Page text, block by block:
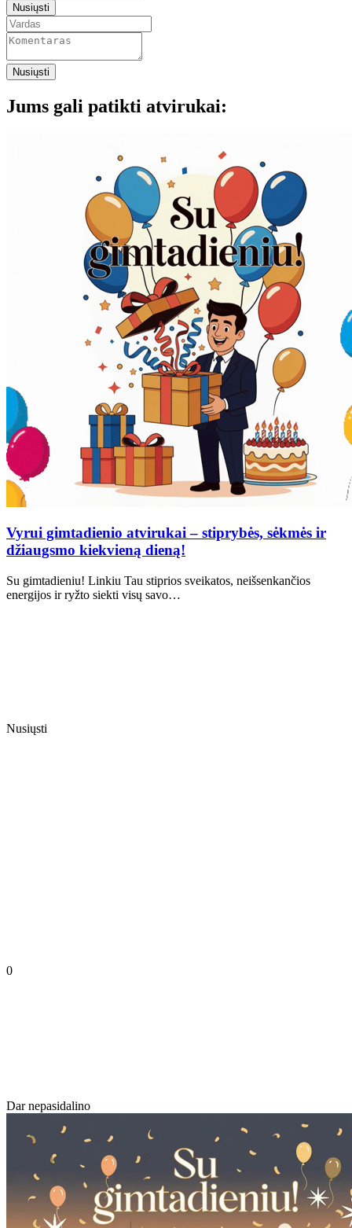
Nusiųsti
Nusiųsti
Jums gali patikti atvirukai:
Vyrui gimtadienio atvirukai – stiprybės, sėkmės ir
džiaugsmo kiekvieną dieną!
Su gimtadieniu! Linkiu Tau stiprios sveikatos, neišsenkančios
energijos ir ryžto siekti visų savo…
Nusiųsti
0
Dar nepasidalino